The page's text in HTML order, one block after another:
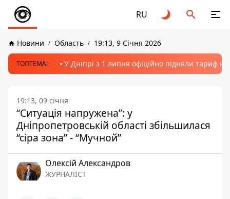
RU
Новини Область 19:13, 9 Січня 2026
ТОПТЕМА: У Дніпрі з 1 липня офіційно підняли тариф
19:13, 09 січня
“Ситуація напружена”: у
Дніпропетровській області збільшилася
“сіра зона” - “Мучной”
Олексій Александров
ЖУРНАЛІСТ